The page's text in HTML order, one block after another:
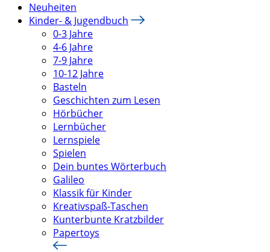
Neuheiten
Kinder- & Jugendbuch
0-3 Jahre
4-6 Jahre
7-9 Jahre
10-12 Jahre
Basteln
Geschichten zum Lesen
Hörbücher
Lernbücher
Lernspiele
Spielen
Dein buntes Wörterbuch
Galileo
Klassik für Kinder
Kreativspaß-Taschen
Kunterbunte Kratzbilder
Papertoys